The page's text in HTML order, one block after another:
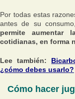
Por todas estas
antes de su
permite aumentar
cotidianas, en forma
Lee también:
¿cómo debes usarlo?
Cómo hacer